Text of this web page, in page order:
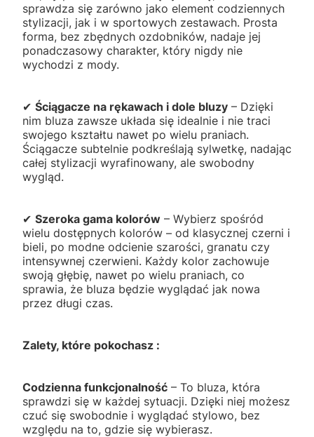
sprawdza się zarówno jako element codziennych
stylizacji, jak i w sportowych zestawach. Prosta
forma, bez zbędnych ozdobników, nadaje jej
ponadczasowy charakter, który nigdy nie
wychodzi z mody.
✔ Ściągacze na rękawach i dole bluzy – Dzięki
nim bluza zawsze układa się idealnie i nie traci
swojego kształtu nawet po wielu praniach.
Ściągacze subtelnie podkreślają sylwetkę, nadając
całej stylizacji wyrafinowany, ale swobodny
wygląd.
✔ Szeroka gama kolorów – Wybierz spośród
wielu dostępnych kolorów – od klasycznej czerni i
bieli, po modne odcienie szarości, granatu czy
intensywnej czerwieni. Każdy kolor zachowuje
swoją głębię, nawet po wielu praniach, co
sprawia, że bluza będzie wyglądać jak nowa
przez długi czas.
Zalety, które pokochasz :
Codzienna funkcjonalność – To bluza, która
sprawdzi się w każdej sytuacji. Dzięki niej możesz
czuć się swobodnie i wyglądać stylowo, bez
względu na to, gdzie się wybierasz.